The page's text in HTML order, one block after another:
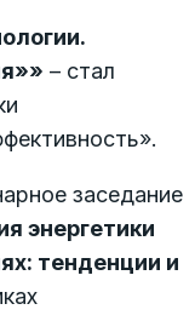
» – стал
заседание
энергетики
тенденции и